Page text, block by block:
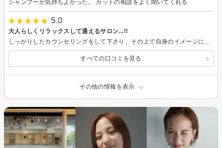
シャンプーが気持ちよかった。 カットの相談をよく聞いてくれる
5.0
大人らしくリラックスして通えるサロン...!!
しっかりしたカウンセリングをして下さり、その上で自身のイメージに寄り添う形で的確なお勧めを会話のキャッチボールをしながらしてくださいました...。なりたいスタイリングになるように根拠を持った説明や知識を教えてくれたので安心してお任せすることが出来ました!! 都度の確認や相手を知ろうとしてくださる姿勢を持って傾聴してくれたので久しぶりにサロンでリラックスして話すことも出来たのと、マッサージや洗髪時も終始、快かったです。 大人らしく安心したおもてなしをしてくださるサロンなので、ようやく今後、長く通えるサロンを見つけられたと嬉しい想いでした...! ありがとうございました。また次回が楽しみです。 何より妻からも褒められたことが1番のポイントでした!!
すべての口コミを見る
その他の情報を表示